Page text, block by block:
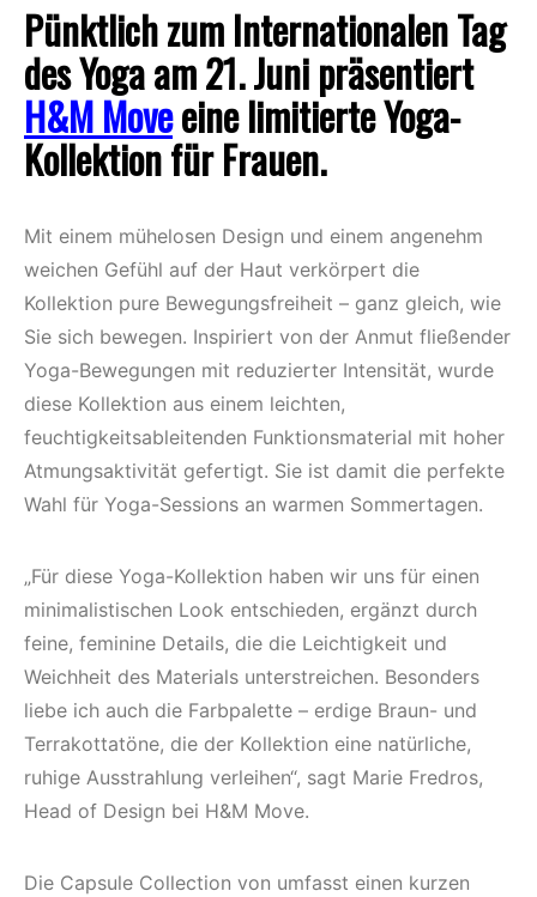
Pünktlich zum Internationalen Tag
des Yoga am 21. Juni präsentiert
H&M Moveeine limitierte Yoga-
Kollektion für Frauen.
Mit einem mühelosen Design und einem angenehm
weichen Gefühl auf der Haut verkörpert die
Kollektion pure Bewegungsfreiheit – ganz gleich, wie
Sie sich bewegen. Inspiriert von der Anmut fließender
Yoga-Bewegungen mit reduzierter Intensität, wurde
diese Kollektion aus einem leichten,
feuchtigkeitsableitenden Funktionsmaterial mit hoher
Atmungsaktivität gefertigt. Sie ist damit die perfekte
Wahl für Yoga-Sessions an warmen Sommertagen.
„Für diese Yoga-Kollektion haben wir uns für einen
minimalistischen Look entschieden, ergänzt durch
feine, feminine Details, die die Leichtigkeit und
Weichheit des Materials unterstreichen. Besonders
liebe ich auch die Farbpalette – erdige Braun- und
Terrakottatöne, die der Kollektion eine natürliche,
ruhige Ausstrahlung verleihen“, sagt Marie Fredros,
Head of Design bei H&M Move.
Die Capsule Collection von umfasst einen kurzen